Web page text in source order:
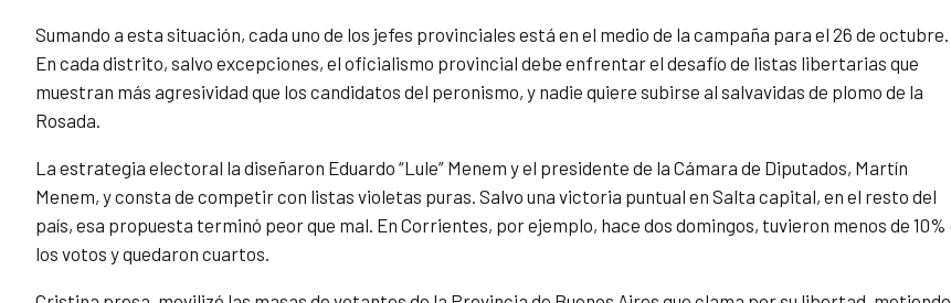
Sumando a esta situación, cada uno de los jefes provinciales está en el medio de la campaña para el 26 de octubre.
En cada distrito, salvo excepciones, el oficialismo provincial debe enfrentar el desafío de listas libertarias que
muestran más agresividad que los candidatos del peronismo, y nadie quiere subirse al salvavidas de plomo de la
Rosada.
La estrategia electoral la diseñaron Eduardo “Lule” Menem y el presidente de la Cámara de Diputados, Martín
Menem, y consta de competir con listas violetas puras. Salvo una victoria puntual en Salta capital, en el resto del
país, esa propuesta terminó peor que mal. En Corrientes, por ejemplo, hace dos domingos, tuvieron menos de 10%
los votos y quedaron cuartos.